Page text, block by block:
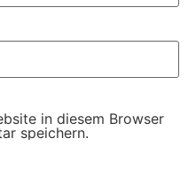
in diesem Browser
speichern.